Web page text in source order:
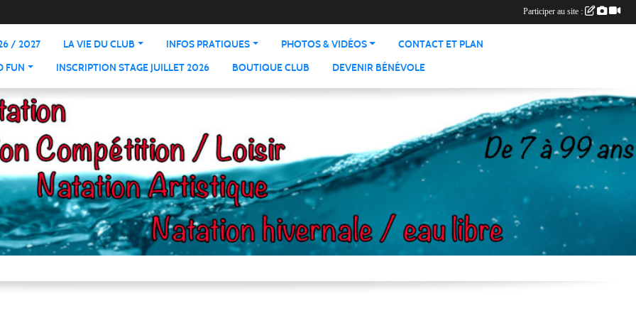
/ 2027 LA VIE DU CLUB INFOS PRATIQUES PHOTOS & VIDÉOS
CONTACT ET PLAN
FUN
INSCRIPTION STAGE JUILLET 2026 BOUTIQUE CLUB DEVENIR BÉNÉVOLE
Participer au site :